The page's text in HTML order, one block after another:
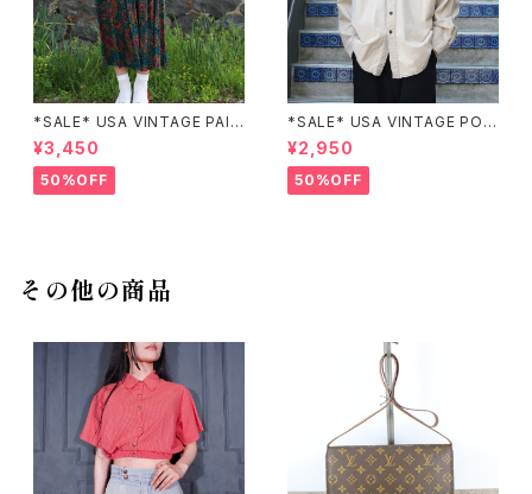
*SALE* USA VINTAGE PAIS
LEY PATTERNED DESIGN S
KIRT/アメリカ古着ペイズリー
柄デザインスカート
¥3,450
50%OFF
*SALE* USA VINTAGE POC
KET DESIGN SHIRT/アメリカ
古着ポケットデザインシャツ
¥2,950
50%OFF
その他の商品